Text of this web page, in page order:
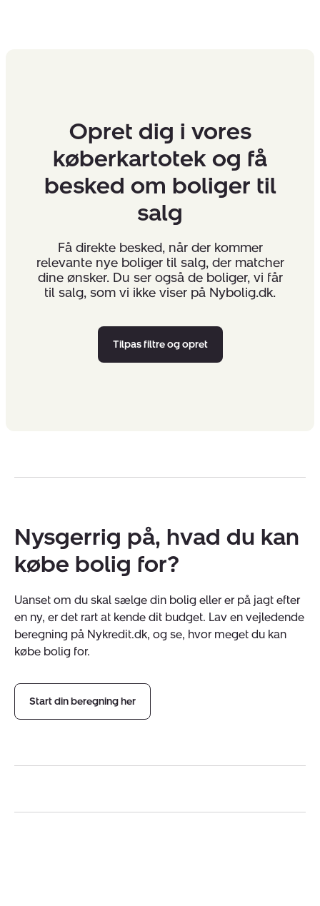
Opret dig i vores
køberkartotek og få
besked om boliger til
salg
Få direkte besked, når der kommer
relevante nye boliger til salg, der matcher
dine ønsker. Du ser også de boliger, vi får
til salg, som vi ikke viser på Nybolig.dk.
Tilpas filtre og opret
Nysgerrig på, hvad du kan
købe bolig for?
Uanset om du skal sælge din bolig eller er på jagt efter
en ny, er det rart at kende dit budget. Lav en vejledende
beregning på Nykredit.dk, og se, hvor meget du kan
købe bolig for.
Start din beregning her